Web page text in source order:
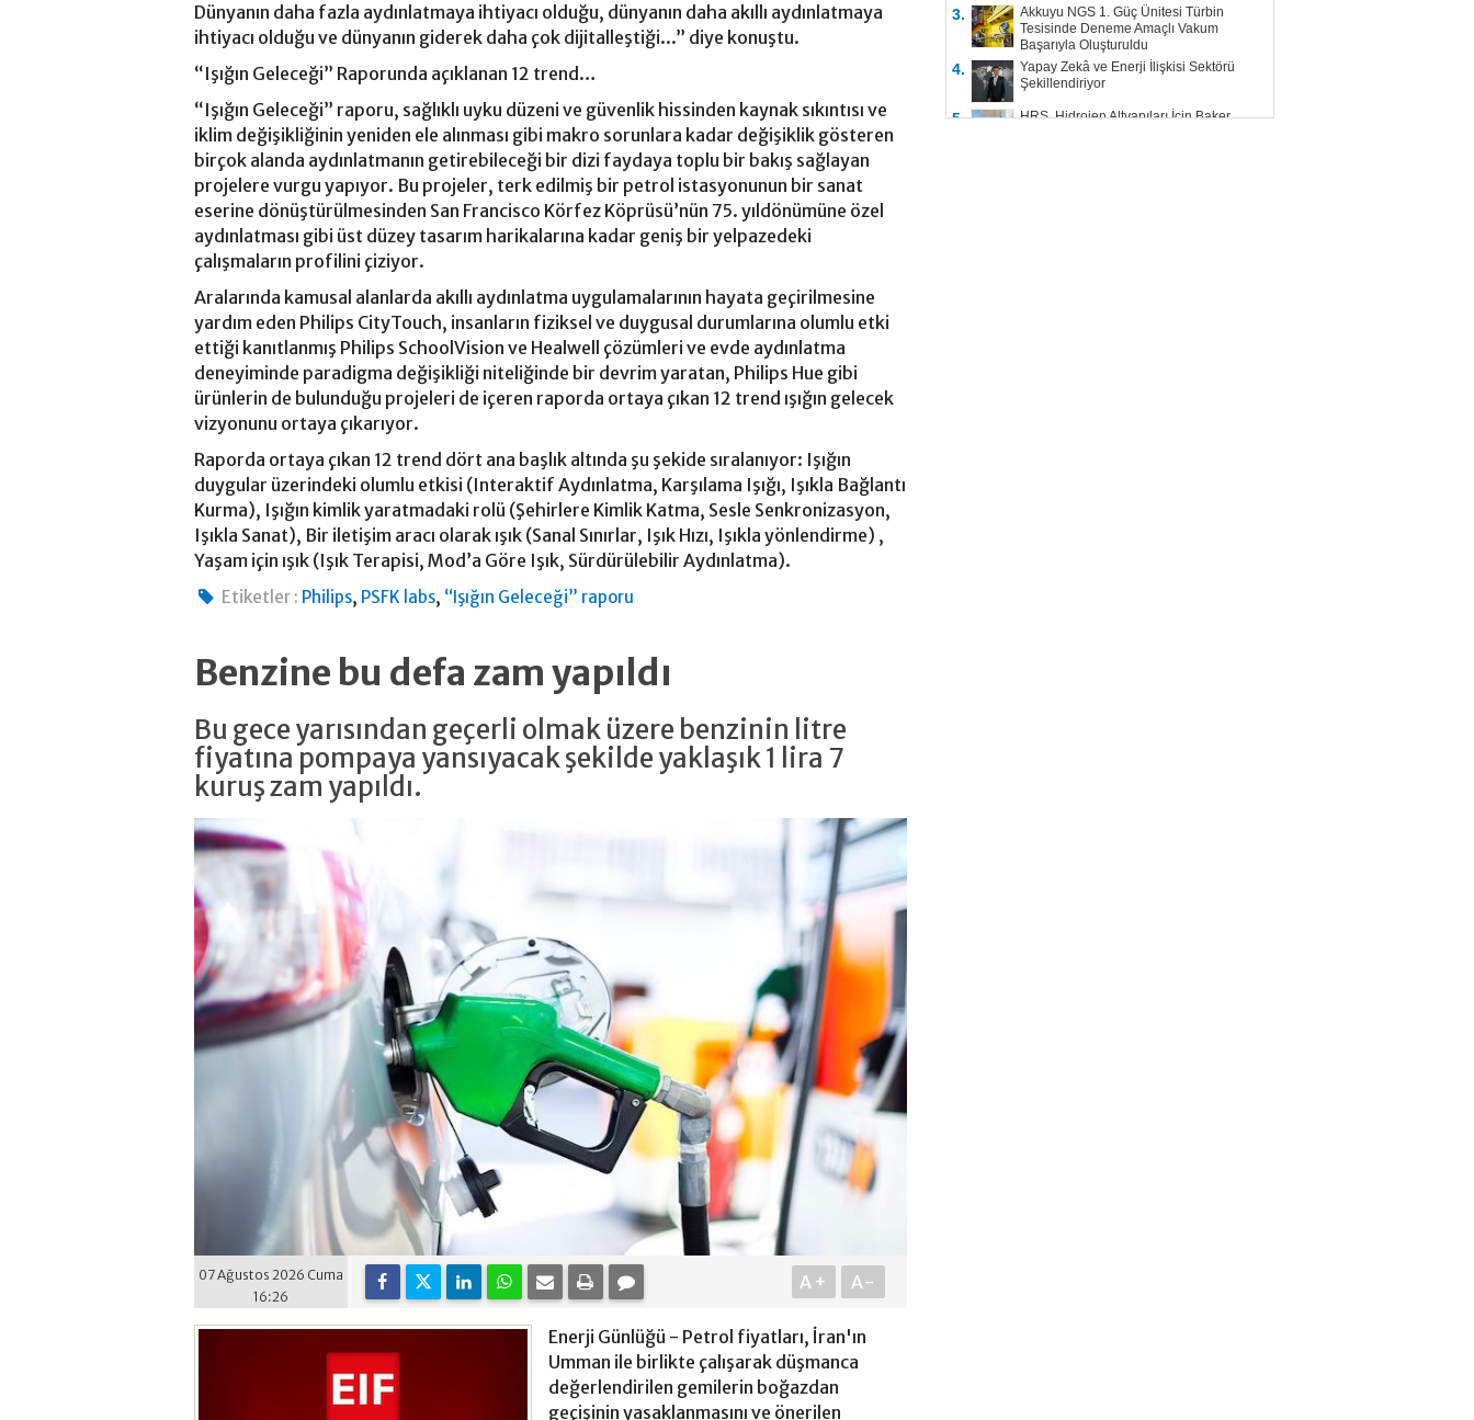
Dünyanın daha fazla aydınlatmaya ihtiyacı olduğu, dünyanın daha akıllı aydınlatmaya
ihtiyacı olduğu ve dünyanın giderek daha çok dijitalleştiği...” diye konuştu.
“Işığın Geleceği” Raporunda açıklanan 12 trend…
“Işığın Geleceği” raporu, sağlıklı uyku düzeni ve güvenlik hissinden kaynak sıkıntısı ve
iklim değişikliğinin yeniden ele alınması gibi makro sorunlara kadar değişiklik gösteren
birçok alanda aydınlatmanın getirebileceği bir dizi faydaya toplu bir bakış sağlayan
projelere vurgu yapıyor. Bu projeler, terk edilmiş bir petrol istasyonunun bir sanat
eserine dönüştürülmesinden San Francisco Körfez Köprüsü’nün 75. yıldönümüne özel
aydınlatması gibi üst düzey tasarım harikalarına kadar geniş bir yelpazedeki
çalışmaların profilini çiziyor.
Aralarında kamusal alanlarda akıllı aydınlatma uygulamalarının hayata geçirilmesine
yardım eden Philips CityTouch, insanların fiziksel ve duygusal durumlarına olumlu etki
ettiği kanıtlanmış Philips SchoolVision ve Healwell çözümleri ve evde aydınlatma
deneyiminde paradigma değişikliği niteliğinde bir devrim yaratan, Philips Hue gibi
ürünlerin de bulunduğu projeleri de içeren raporda ortaya çıkan 12 trend ışığın gelecek
vizyonunu ortaya çıkarıyor.
Raporda ortaya çıkan 12 trend dört ana başlık altında şu şekide sıralanıyor: Işığın
duygular üzerindeki olumlu etkisi (Interaktif Aydınlatma, Karşılama Işığı, Işıkla Bağlantı
Kurma), Işığın kimlik yaratmadaki rolü (Şehirlere Kimlik Katma, Sesle Senkronizasyon,
Işıkla Sanat), Bir iletişim aracı olarak ışık (Sanal Sınırlar, Işık Hızı, Işıkla yönlendirme) ,
Yaşam için ışık (Işık Terapisi, Mod’a Göre Işık, Sürdürülebilir Aydınlatma).
Etiketler : Philips, PSFK labs, “Işığın Geleceği” raporu
Benzine bu defa zam yapıldı
Bu gece yarısından geçerli olmak üzere benzinin litre
fiyatına pompaya yansıyacak şekilde yaklaşık 1 lira 7
kuruş zam yapıldı.
07 Ağustos 2026 Cuma
16:26
A+ A-
Enerji Günlüğü - Petrol fiyatları, İran'ın
Umman ile birlikte çalışarak düşmanca
değerlendirilen gemilerin boğazdan
geçişinin yasaklanmasını ve önerilen
3.
Akkuyu NGS 1. Güç Ünitesi Türbin
Tesisinde Deneme Amaçlı Vakum
Başarıyla Oluşturuldu
4.
Yapay Zekâ ve Enerji İlişkisi Sektörü
Şekillendiriyor
5.
HRS, Hidrojen Altyapıları İçin Baker